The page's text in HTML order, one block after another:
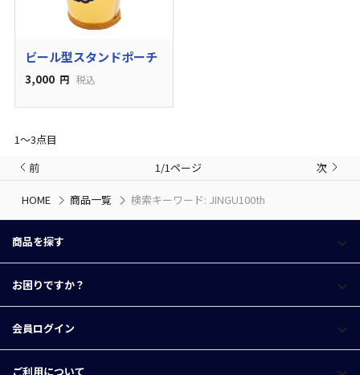
ビール型スタンドポーチ
3,000 円 税込
1〜3点目
前
1/1ページ 次
HOME 商品一覧 検索キーワード: JINGU100th
商品を探す
お困りですか？
会員ログイン
ご利用について